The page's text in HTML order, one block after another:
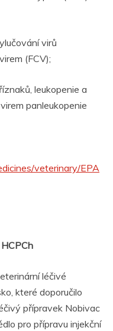
virů
(FCV);
leukopenie a
panleukopenie
veterinary/EPA
léčivé
které doporučilo
přípravek Nobivac
pro přípravu injekční